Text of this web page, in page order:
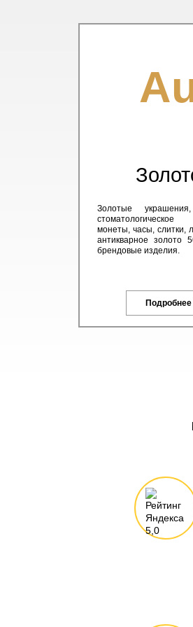
Золотые
монеты, часы, слитки,
антикварное золото
брендовые изделия.
Подробнее